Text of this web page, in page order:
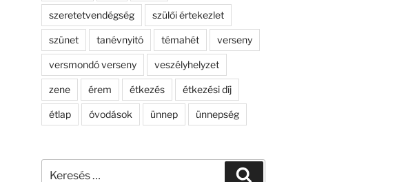
szeretetvendégség szülői értekezlet
szünet tanévnyitó témahét verseny
versmondó verseny veszélyhelyzet
zene érem étkezés étkezési díj
étlap óvodások ünnep ünnepség